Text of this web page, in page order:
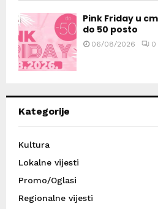
Pink Friday u
do 50 posto
06/08/2026 0
Kategorije
Kultura
Lokalne vijesti
Promo/Oglasi
Regionalne vijesti